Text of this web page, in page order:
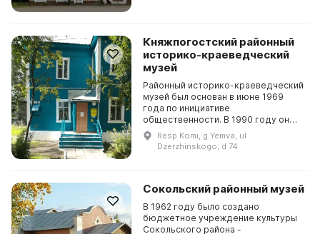
Княжпогостский районный
историко-краеведческий
музей
Районный историко-краеведческий
музей был основан в июне 1969
года по инициативе
общественности. В 1990 году он
перешёл в государственную сферу
и приобрел более научный
характер. Он занимается поиском...
Resp Komi, g Yemva, ul
Dzerzhinskogo, d 74
Сокольский районный музей
В 1962 году было создано
бюджетное учреждение культуры
Сокольского района -